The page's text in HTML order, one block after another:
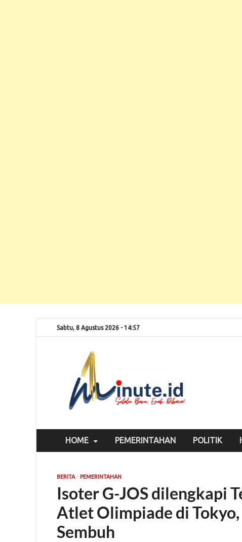
Sabtu, 8 Agustus 2026 - 14:57
HOME PEMERINTAHAN POLITIK
BERITA/ PEMERINTAHAN
Isoter G-JOS dilengkapi
Atlet Olimpiade di
Sembuh